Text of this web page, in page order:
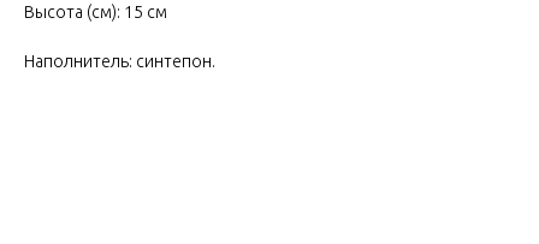
Наполнитель: синтепон.
Высота (см): 15 см